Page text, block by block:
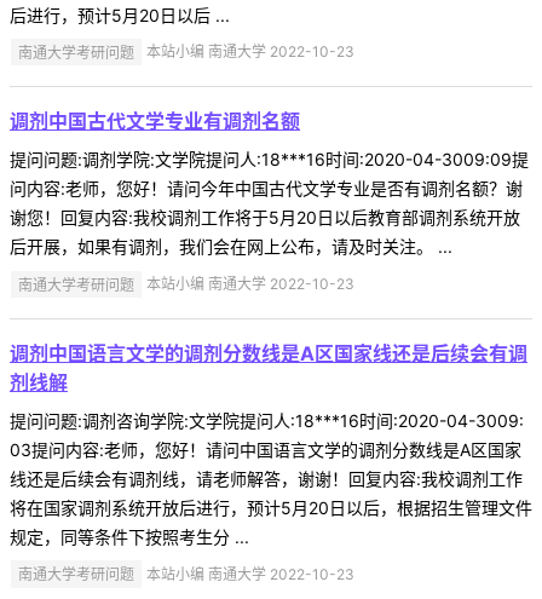
后进行，预计5月20日以后 ...
南通大学考研问题 本站小编 南通大学 2022-10-23
调剂中国古代文学专业有调剂名额
提问问题:调剂学院:文学院提问人:18***16时间:2020-04-3009:09提
问内容:老师，您好！请问今年中国古代文学专业是否有调剂名额？谢
谢您！回复内容:我校调剂工作将于5月20日以后教育部调剂系统开放
后开展，如果有调剂，我们会在网上公布，请及时关注。 ...
南通大学考研问题 本站小编 南通大学 2022-10-23
调剂中国语言文学的调剂分数线是A区国家线还是后续会有调
剂线解
提问问题:调剂咨询学院:文学院提问人:18***16时间:2020-04-3009:
03提问内容:老师，您好！请问中国语言文学的调剂分数线是A区国家
线还是后续会有调剂线，请老师解答，谢谢！回复内容:我校调剂工作
将在国家调剂系统开放后进行，预计5月20日以后，根据招生管理文件
规定，同等条件下按照考生分 ...
南通大学考研问题 本站小编 南通大学 2022-10-23